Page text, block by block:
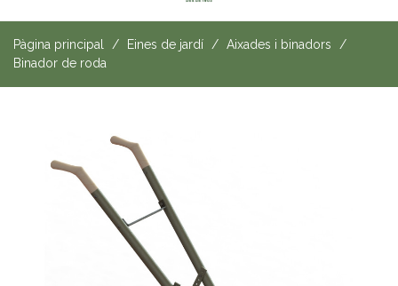
Pàgina principal Eines de jardí
Aixades i binadors
Binador de roda